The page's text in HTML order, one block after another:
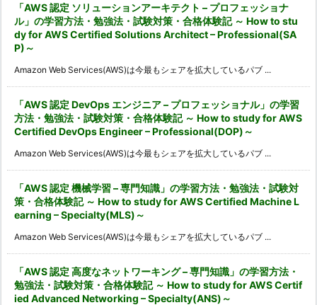
「AWS 認定 ソリューションアーキテクト – プロフェッショナ
ル」の学習方法・勉強法・試験対策・合格体験記 ～ How to stu
dy for AWS Certified Solutions Architect – Professional(SA
P)～
Amazon Web Services(AWS)は今最もシェアを拡大しているパブ ...
「AWS 認定 DevOps エンジニア – プロフェッショナル」の学習
方法・勉強法・試験対策・合格体験記 ～ How to study for AWS
Certified DevOps Engineer – Professional(DOP)～
Amazon Web Services(AWS)は今最もシェアを拡大しているパブ ...
「AWS 認定 機械学習 – 専門知識」の学習方法・勉強法・試験対
策・合格体験記 ～ How to study for AWS Certified Machine L
earning – Specialty(MLS)～
Amazon Web Services(AWS)は今最もシェアを拡大しているパブ ...
「AWS 認定 高度なネットワーキング – 専門知識」の学習方法・
勉強法・試験対策・合格体験記 ～ How to study for AWS Certif
ied Advanced Networking – Specialty(ANS)～